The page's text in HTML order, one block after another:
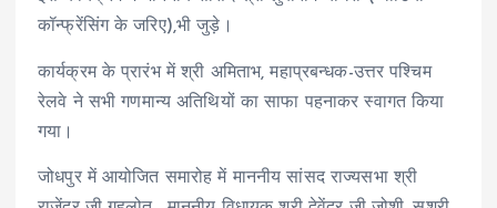
कॉन्फ्रेंसिंग के जरिए),भी जुड़े।
कार्यक्रम के प्रारंभ में श्री अमिताभ, महाप्रबन्धक-उत्तर पश्चिम
रेलवे ने सभी गणमान्य अतिथियों का साफा पहनाकर स्वागत किया
गया।
जोधपुर में आयोजित समारोह में माननीय सांसद राज्यसभा श्री